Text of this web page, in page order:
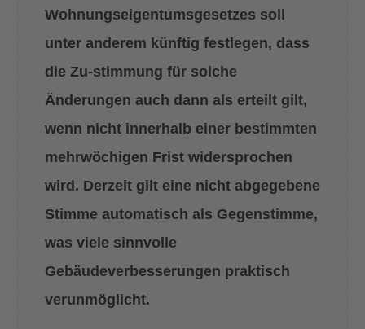
Wohnungseigentumsgesetzes soll
unter anderem künftig festlegen, dass
die Zu-stimmung für solche
Änderungen auch dann als erteilt gilt,
wenn nicht innerhalb einer bestimmten
mehrwöchigen Frist widersprochen
wird. Derzeit gilt eine nicht abgegebene
Stimme automatisch als Gegenstimme,
was viele sinnvolle
Gebäudeverbesserungen praktisch
verunmöglicht.